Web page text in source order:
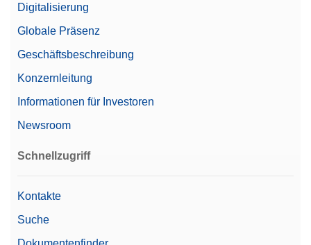
Digitalisierung
Globale Präsenz
Geschäftsbeschreibung
Konzernleitung
Informationen für Investoren
Newsroom
Schnellzugriff
Kontakte
Suche